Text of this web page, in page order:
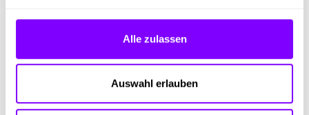
Alle zulassen
Auswahl erlauben
Motivationsschreiben, Foto) sowie dein letztes
Schulzeugnis! Deine Bewerbung wird sorgfältig geprüft
und du wirst gegebenenfalls zu einem Aufnahmetest
du zu einem persönlichen Gespräch sowie zum
Schnuppern eingeladen.